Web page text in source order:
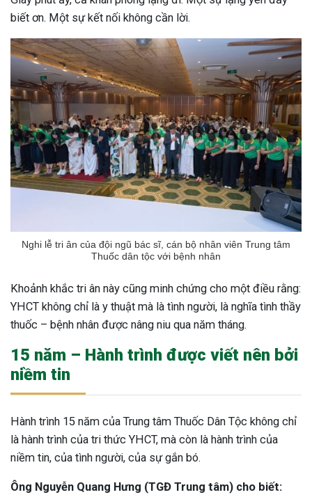
biết ơn. Một sự kết nối không cần lời.
Nghi lễ tri ân của đội ngũ bác sĩ, cán bộ nhân viên Trung tâm
Thuốc dân tộc với bệnh nhân
Khoảnh khắc tri ân này cũng minh chứng cho một điều rằng:
YHCT không chỉ là y thuật mà là tình người, là nghĩa tình thầy
thuốc – bệnh nhân được nâng niu qua năm tháng.
15 năm – Hành trình được viết nên bởi
niềm tin
Hành trình 15 năm của Trung tâm Thuốc Dân Tộc không chỉ
là hành trình của tri thức YHCT, mà còn là hành trình của
niềm tin, của tình người, của sự gắn bó.
Ông Nguyễn Quang Hưng (TGĐ Trung tâm) cho biết: